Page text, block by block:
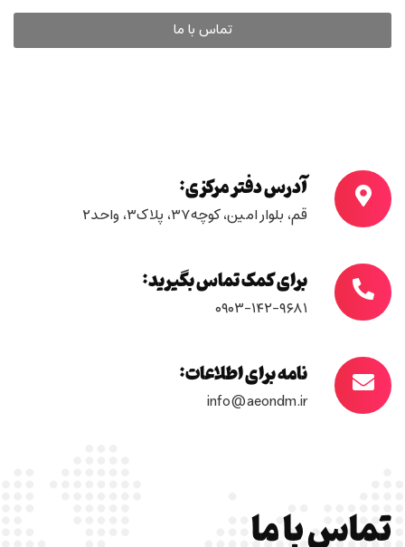
تماس با ما
آدرس دفتر مرکزی:
قم، بلوار امین، کوچه۳۷، پلاک۳، واحد۲
برای کمک تماس بگیرید:
۰۹۰۳-۱۴۲-۹۶۸۱
نامه برای اطلاعات:
info@aeondm.ir
تماس با ما